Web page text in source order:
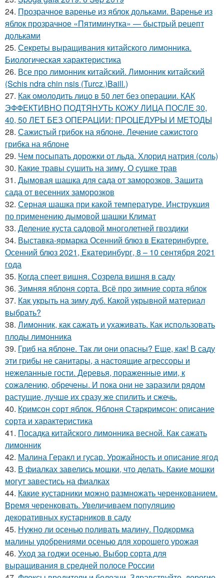
24. Прозрачное варенье из яблок дольками. Варенье из
яблок прозрачное «Пятиминутка» — быстрый рецепт
дольками
25. Секреты выращивания китайского лимонника.
Биологическая характеристика
26. Все про лимонник китайский. Лимонник китайский
(Schis ndra chin nsis (Turcz.)Baill.)
27. Как омолодить лицо в 50 лет без операции. КАК
ЭФФЕКТИВНО ПОДТЯНУТЬ КОЖУ ЛИЦА ПОСЛЕ 30,
40, 50 ЛЕТ БЕЗ ОПЕРАЦИИ: ПРОЦЕДУРЫ И МЕТОДЫ
28. Сажистый грибок на яблоне. Лечение сажистого
грибка на яблоне
29. Чем посыпать дорожки от льда. Хлорид натрия (соль)
30. Какие травы сушить на зиму. О сушке трав
31. Дымовая шашка для сада от заморозков. Защита
сада от весенних заморозков
32. Серная шашка при какой температуре. Инструкция
по применению дымовой шашки Климат
33. Деление куста садовой многолетней гвоздики
34. Выставка-ярмарка Осенний блюз в Екатеринбурге.
Осенний блюз 2021, Екатеринбург, 8 – 10 сентября 2021
года
35. Когда спеет вишня. Созрела вишня в саду
36. Зимняя яблоня сорта. Всё про зимние сорта яблок
37. Как укрыть на зиму дуб. Какой укрывной материал
выбрать?
38. Лимонник, как сажать и ухаживать. Как использовать
плоды лимонника
39. Гриб на яблоне. Так ли они опасны? Еще, как! В саду
эти грибы не санитары, а настоящие агрессоры и
нежеланные гости. Деревья, пораженные ими, к
сожалению, обречены. И пока они не заразили рядом
растущие, лучше их сразу же спилить и сжечь.
40. Кримсон сорт яблок. Яблоня Старкримсон: описание
сорта и характеристика
41. Посадка китайского лимонника весной. Как сажать
лимонник
42. Малина Геракл и гусар. Урожайность и описание ягод
43. В фиалках завелись мошки, что делать. Какие мошки
могут завестись на фиалках
44. Какие кустарники можно размножать черенкованием.
Время черенковать. Увеличиваем популяцию
декоративных кустарников в саду
45. Нужно ли осенью поливать малину. Подкормка
малины удобрениями осенью для хорошего урожая
46. Уход за годжи осенью. Выбор сорта для
выращивания в средней полосе России